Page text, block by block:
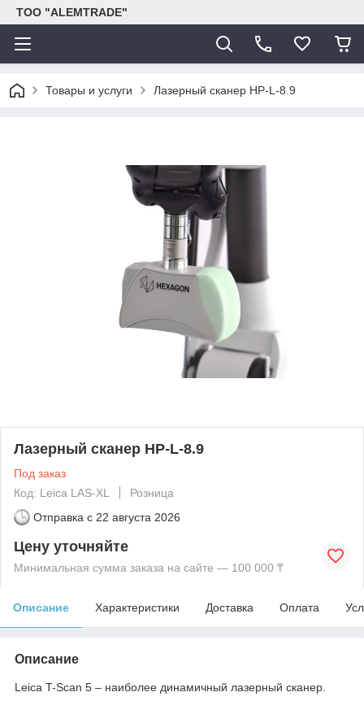
ТОО "ALEMTRADE"
Товары и услуги Лазерный сканер HP-L-8.9
Лазерный сканер HP-L-8.9
Под заказ
Код: Leica LAS-XL
Розница
Отправка с 22 августа 2026
Цену уточняйте
Минимальная сумма заказа на сайте — 100 000 ₸
Описание Характеристики Доставка Оплата
Описание
Leica T-Scan 5 – наиболее динамичный лазерный сканер.